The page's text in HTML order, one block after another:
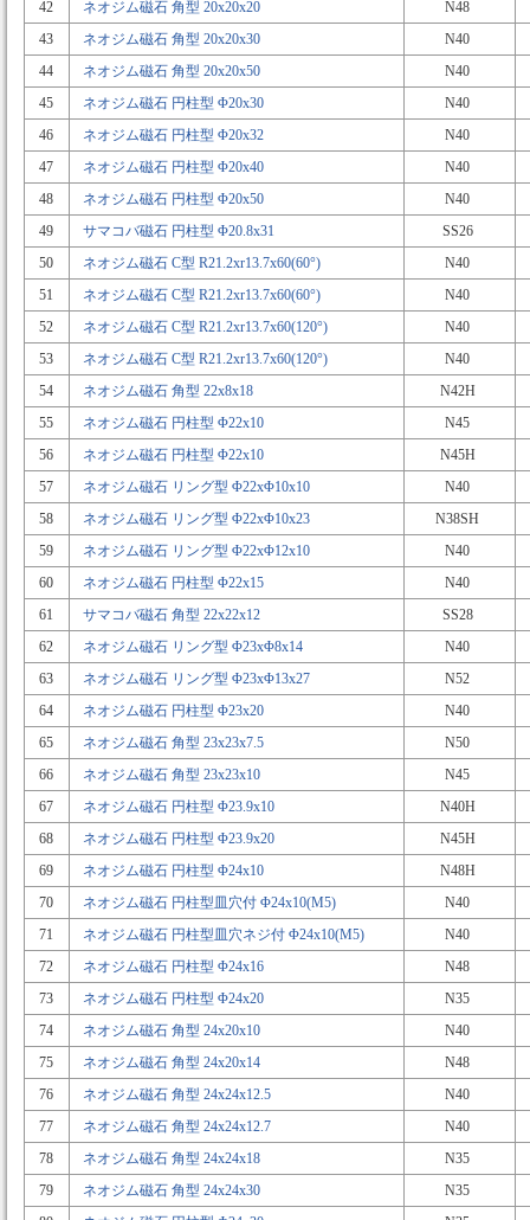
42
ネオジム磁石 角型 20x20x20
N48
43
ネオジム磁石 角型 20x20x30
N40
44
ネオジム磁石 角型 20x20x50
N40
45
ネオジム磁石 円柱型 Φ20x30
N40
46
ネオジム磁石 円柱型 Φ20x32
N40
47
ネオジム磁石 円柱型 Φ20x40
N40
48
ネオジム磁石 円柱型 Φ20x50
N40
49
サマコバ磁石 円柱型 Φ20.8x31
SS26
50
ネオジム磁石 C型 R21.2xr13.7x60(60°)
N40
51
ネオジム磁石 C型 R21.2xr13.7x60(60°)
N40
52
ネオジム磁石 C型 R21.2xr13.7x60(120°)
N40
53
ネオジム磁石 C型 R21.2xr13.7x60(120°)
N40
54
ネオジム磁石 角型 22x8x18
N42H
55
ネオジム磁石 円柱型 Φ22x10
N45
56
ネオジム磁石 円柱型 Φ22x10
N45H
57
ネオジム磁石 リング型 Φ22xΦ10x10
N40
58
ネオジム磁石 リング型 Φ22xΦ10x23
N38SH
59
ネオジム磁石 リング型 Φ22xΦ12x10
N40
60
ネオジム磁石 円柱型 Φ22x15
N40
61
サマコバ磁石 角型 22x22x12
SS28
62
ネオジム磁石 リング型 Φ23xΦ8x14
N40
63
ネオジム磁石 リング型 Φ23xΦ13x27
N52
64
ネオジム磁石 円柱型 Φ23x20
N40
65
ネオジム磁石 角型 23x23x7.5
N50
66
ネオジム磁石 角型 23x23x10
N45
67
ネオジム磁石 円柱型 Φ23.9x10
N40H
68
ネオジム磁石 円柱型 Φ23.9x20
N45H
69
ネオジム磁石 円柱型 Φ24x10
N48H
70
ネオジム磁石 円柱型皿穴付 Φ24x10(M5)
N40
71
ネオジム磁石 円柱型皿穴ネジ付 Φ24x10(M5)
N40
72
ネオジム磁石 円柱型 Φ24x16
N48
73
ネオジム磁石 円柱型 Φ24x20
N35
74
ネオジム磁石 角型 24x20x10
N40
75
ネオジム磁石 角型 24x20x14
N48
76
ネオジム磁石 角型 24x24x12.5
N40
77
ネオジム磁石 角型 24x24x12.7
N40
78
ネオジム磁石 角型 24x24x18
N35
79
ネオジム磁石 角型 24x24x30
N35